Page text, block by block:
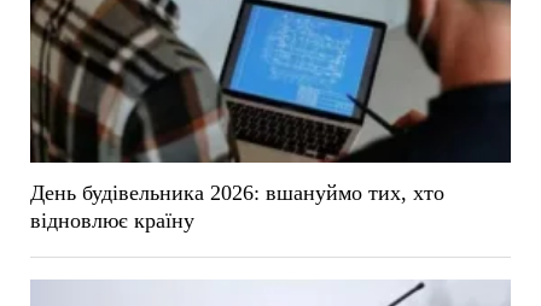
День будівельника 2026: вшануймо тих, хто
відновлює країну